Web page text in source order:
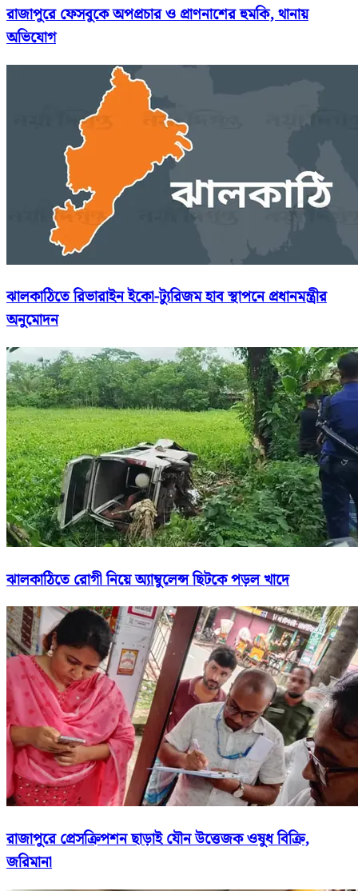
রাজাপুরে ফেসবুকে অপপ্রচার ও প্রাণনাশের হুমকি, থানায়
অভিযোগ
ঝালকাঠিতে রিভারাইন ইকো-ট্যুরিজম হাব স্থাপনে প্রধানমন্ত্রীর
অনুমোদন
ঝালকাঠিতে রোগী নিয়ে অ্যাম্বুলেন্স ছিটকে পড়ল খাদে
রাজাপুরে প্রেসক্রিপশন ছাড়াই যৌন উত্তেজক ওষুধ বিক্রি,
জরিমানা